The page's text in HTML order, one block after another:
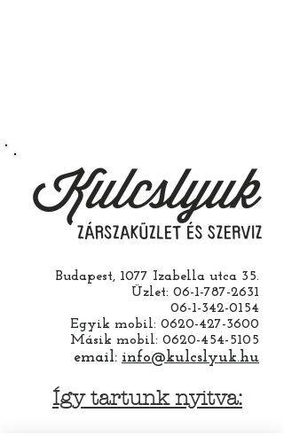
Budapest, 1077 Izabella utca 35.
Üzlet: 06-1-787-2631
06-1-342-0154
Egyik mobil: 0620-427-3600
Másik mobil: 0620-454-5105
email: info@kulcslyuk.hu
Így tartunk nyitva: